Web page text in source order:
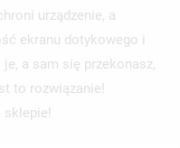
urządzenie, a
ekranu dotykowego i
a sam się przekonasz,
to rozwiązanie!